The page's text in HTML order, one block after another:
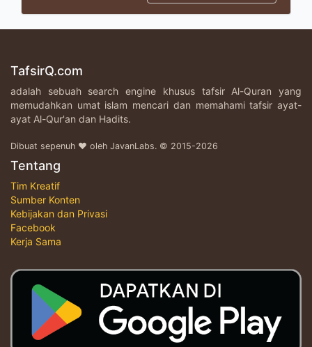
TafsirQ.com
adalah sebuah search engine khusus tafsir Al-Quran yang
memudahkan umat islam mencari dan memahami tafsir ayat-
ayat Al-Qur'an dan Hadits.
Dibuat sepenuh ♥ oleh JavanLabs. © 2015-2026
Tentang
Tim Kreatif
Sumber Konten
Kebijakan dan Privasi
Facebook
Kerja Sama